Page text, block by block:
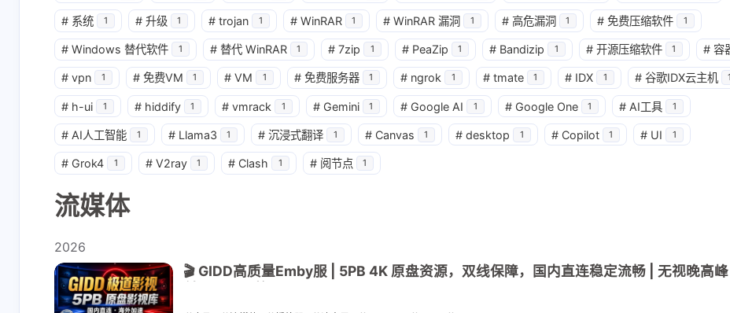
资产配置1 金融科技1 防失联7
八月 2026
3
七月 2026
1 篇 1
四月 2026
4篇
三月 2026
3篇
二
# 系统 1 # 升级 1 # trojan 1 # WinRAR 1 # WinRAR 漏洞 1 # 高危漏洞 1 # 免费压缩软件 1
# Windows 替代软件 1 # 替代 WinRAR 1 # 7zip 1 # PeaZip 1 # Bandizip 1 # 开源压缩软件 1 # 容
# vpn 1 # 免费VM 1 # VM 1 # 免费服务器 1 # ngrok 1 # tmate 1 # IDX 1 # 谷歌IDX云主机 1
# h-ui 1 # hiddify 1 # vmrack 1 # Gemini 1 # Google AI 1 # Google One 1 # AI工具 1
# AI人工智能 1 # Llama3 1 # 沉浸式翻译 1 # Canvas 1 # desktop 1 # Copilot 1 # UI 1
# Grok4 1 # V2ray 1 # Clash 1 # 阅节点 1
流媒体
2026
🎬 GIDD高质量Emby服 | 5PB 4K 原盘资源，双线保障，国内直连稳定流畅 | 无视晚高